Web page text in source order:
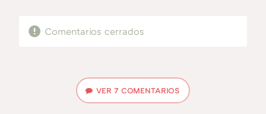
Comentarios cerrados
VER 7 COMENTARIOS